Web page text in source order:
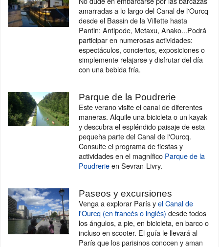
amarradas a lo largo del Canal de l'Ourcq
desde el Bassin de la Villette hasta
Pantin: Antipode, Metaxu, Anako...Podrá
participar en numerosas actividades:
espectáculos, conciertos, exposiciones o
simplemente relajarse y disfrutar del día
con una bebida fría.
Parque de la Poudrerie
Este verano visite el canal de diferentes
maneras. Alquile una bicicleta o un kayak
y descubra el espléndido paisaje de esta
pequeña parte del Canal de l'Ourcq.
Consulte el programa de fiestas y
actividades en el magnífico Parque de la
Poudrerieen Sevran-Livry.
Paseos y excursiones
Venga a explorar París yel Canal de
l'Ourcq (en francés o inglés) desde todos
los ángulos, a pie, en bicicleta, en barco o
incluso en scooter. El guía le llevará al
París que los parisinos conocen y aman